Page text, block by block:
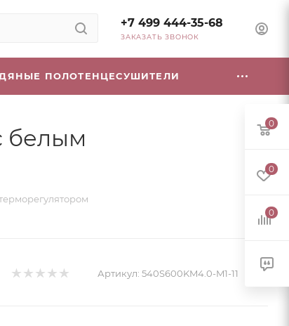
+7 499 444-35-68
ЗАКАЗАТЬ ЗВОНОК
ПОЛОТЕНЦЕСУШИТЕЛИ
белым
Артикул: 540S600KM4.0-M1-11
0
0
0